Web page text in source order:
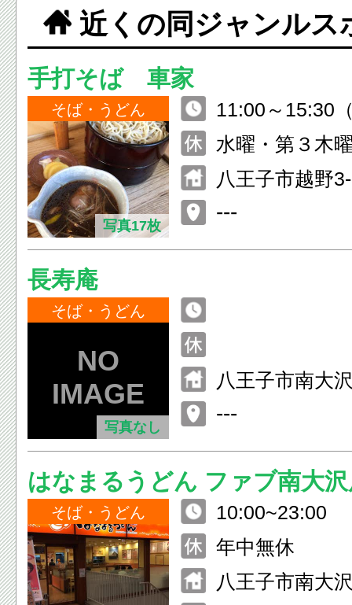
近くの同ジャンルス
手打そば 車家
そば・うどん
写真17枚
11:00～15:30
17:00～20:30
タイム営業
（L.O.15:00）
水曜・第３木
八王子市越野
---
長寿庵
そば・うどん
写真なし
八王子市南大
---
はなまるうどん ファブ南大
そば・うどん
10:00~23:00
年中無休
八王子市南大